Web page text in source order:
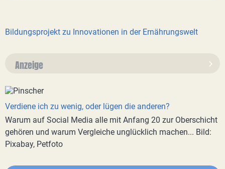
Bildungsprojekt zu Innovationen in der Ernährungswelt
Anzeige
Verdiene ich zu wenig, oder lügen die anderen?
Warum auf Social Media alle mit Anfang 20 zur Oberschicht
gehören und warum Vergleiche unglücklich machen... Bild:
Pixabay, Petfoto